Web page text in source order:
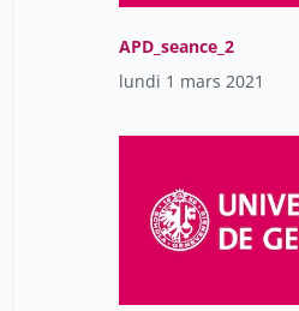
APD_seance_2
lundi 1 mars 2021